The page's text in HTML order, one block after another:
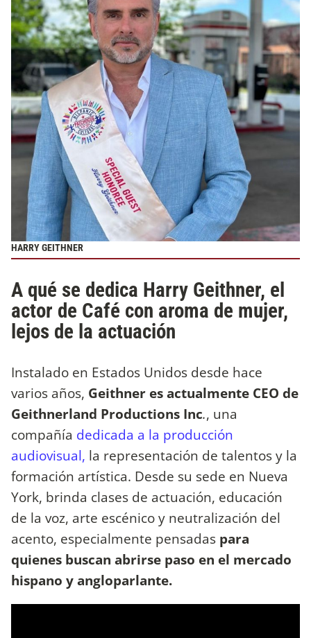
HARRY GEITHNER
A qué se dedica Harry Geithner, el
actor de Café con aroma de mujer,
lejos de la actuación
Instalado en Estados Unidos desde hace
varios años, Geithner es actualmente CEO de
Geithnerland Productions Inc., una
compañía dedicada a la producción
audiovisual, la representación de talentos y la
formación artística. Desde su sede en Nueva
York, brinda clases de actuación, educación
de la voz, arte escénico y neutralización del
acento, especialmente pensadas para
quienes buscan abrirse paso en el mercado
hispano y angloparlante.